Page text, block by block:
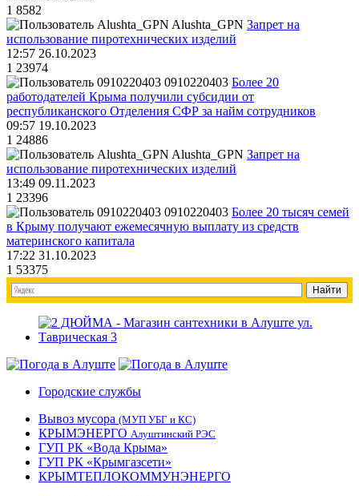
1 8582
Alushta_GPN Запрет на
использование пиротехнических изделий
12:57 26.10.2023
1 23974
0910220403 Более 20
работодателей Крыма получили субсидии от
республиканского Отделения СФР за найм сотрудников
09:57 19.10.2023
1 24886
Alushta_GPN Запрет на
использование пиротехнических изделий
13:49 09.11.2023
1 23396
0910220403 Более 20 тысяч семей
в Крыму получают ежемесячную выплату из средств
материнского капитала
17:22 31.10.2023
1 53375
Городские службы
Вывоз мусора (МУП УБГ и КС)
КРЫМЭНЕРГО Алуштинский РЭС
ГУП РК «Вода Крыма»
ГУП РК «Крымгазсети»
КРЫМТЕПЛОКОММУНЭНЕРГО